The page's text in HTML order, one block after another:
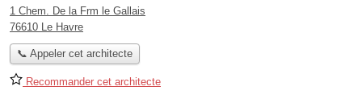
1 Chem. De la Frm le Gallais
76610 Le Havre
📞 Appeler cet architecte
Recommander cet architecte